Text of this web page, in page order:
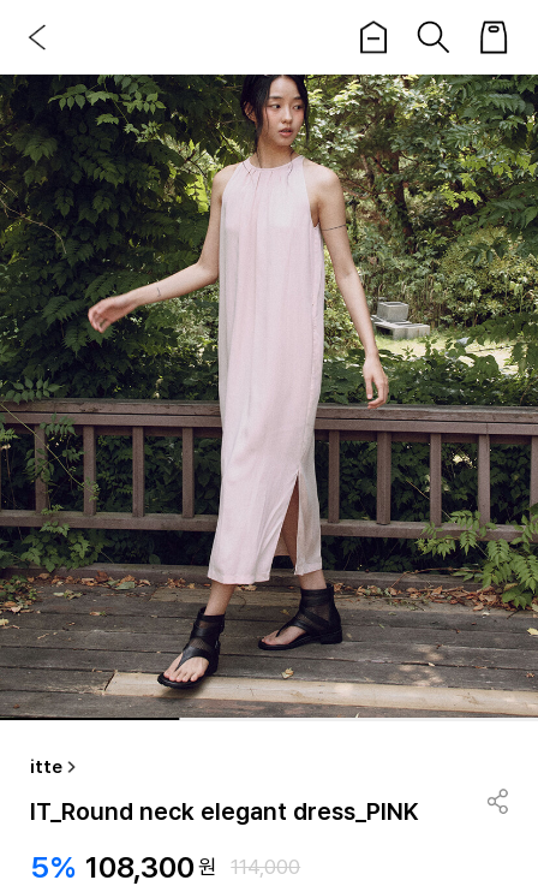
itte
IT_Round neck elegant dress_PINK
5% 108,300원 114,000